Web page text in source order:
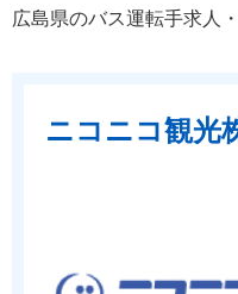
広島県のバス運転手求人
ニコニコ観光